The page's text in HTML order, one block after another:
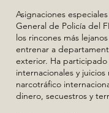
Asignaciones
General de Policía del
los rincones más
entrenar a
exterior. Ha
internacionales y
narcotráfico
dinero, secuestros y